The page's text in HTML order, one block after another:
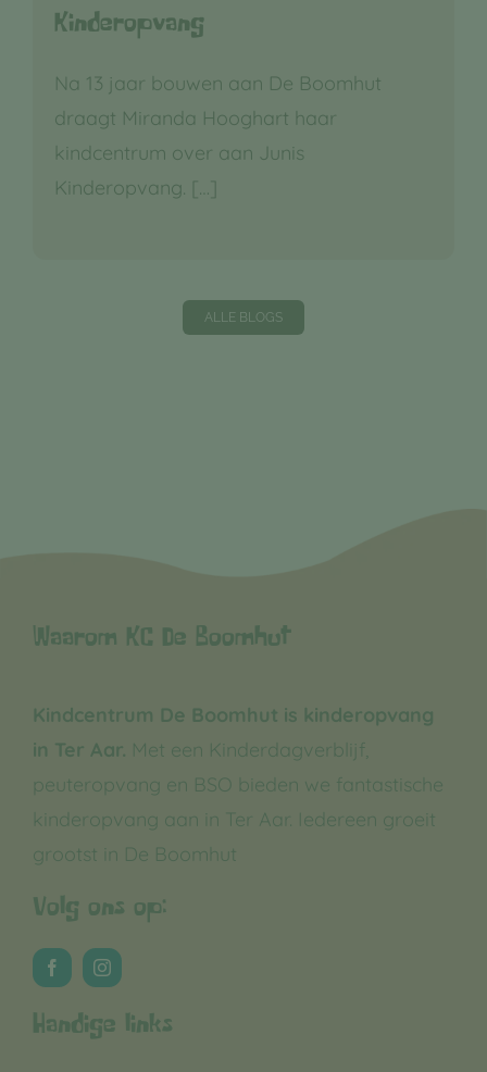
Kinderopvang
Na 13 jaar bouwen aan De Boomhut
draagt Miranda Hooghart haar
kindcentrum over aan Junis
Kinderopvang.
ALLE BLOGS
Waarom KC De Boomhut
Kindcentrum De Boomhut is kinderopvang
in Ter Aar. Met een Kinderdagverblijf,
peuteropvang en BSO bieden we fantastische
kinderopvang aan in Ter Aar. Iedereen groeit
grootst in De Boomhut
Volg ons op:
Handige links